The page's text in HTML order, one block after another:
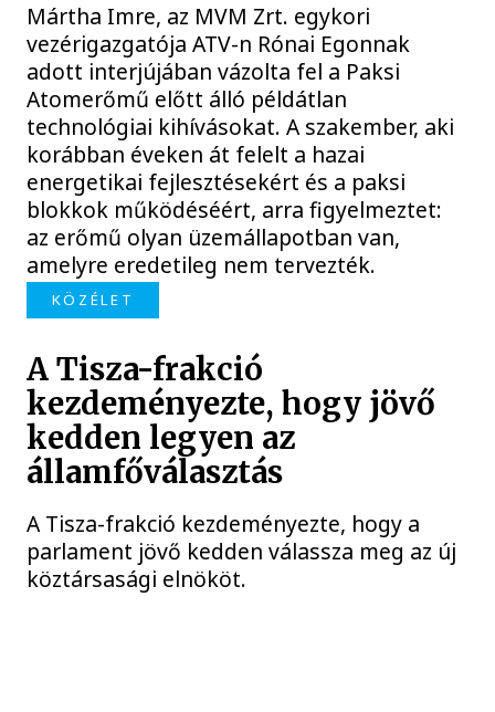
Mártha Imre, az MVM Zrt. egykori
vezérigazgatója ATV-n Rónai Egonnak
adott interjújában vázolta fel a Paksi
Atomerőmű előtt álló példátlan
technológiai kihívásokat. A szakember, aki
korábban éveken át felelt a hazai
energetikai fejlesztésekért és a paksi
blokkok működéséért, arra figyelmeztet:
az erőmű olyan üzemállapotban van,
amelyre eredetileg nem tervezték.
KÖZÉLET
A Tisza-frakció
kezdeményezte, hogy jövő
kedden legyen az
államfőválasztás
A Tisza-frakció kezdeményezte, hogy a
parlament jövő kedden válassza meg az új
köztársasági elnököt.